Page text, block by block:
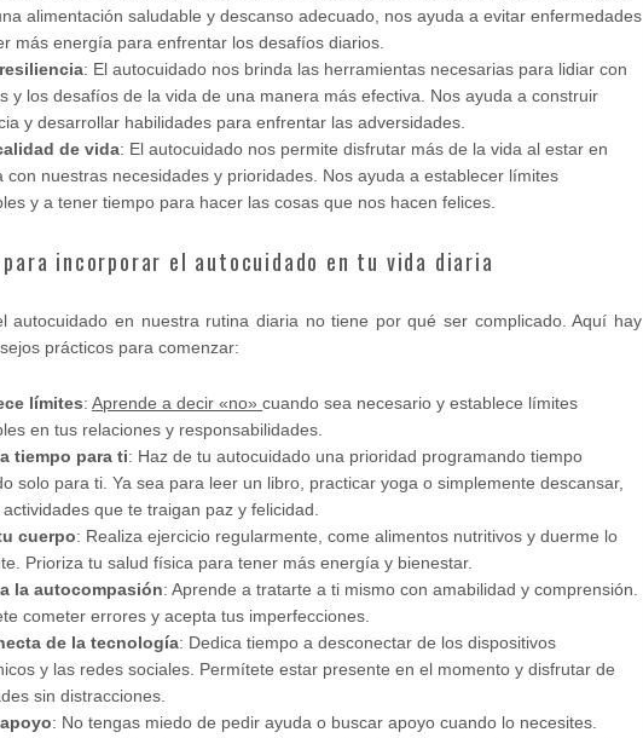
alimentación saludable y descanso adecuado, nos ayuda a evitar enfermedades
más energía para enfrentar los desafíos diarios.
: El autocuidado nos brinda las herramientas necesarias para lidiar con
y los desafíos de la vida de una manera más efectiva. Nos ayuda a construir
y desarrollar habilidades para enfrentar las adversidades.
de vida: El autocuidado nos permite disfrutar más de la vida al estar en
con nuestras necesidades y prioridades. Nos ayuda a establecer límites
y a tener tiempo para hacer las cosas que nos hacen felices.
para incorporar el autocuidado en tu vida diaria
autocuidado en nuestra rutina diaria no tiene por qué ser complicado. Aquí hay
prácticos para comenzar:
límites: Aprende a decir «no» cuando sea necesario y establece límites
en tus relaciones y responsabilidades.
tiempo para ti: Haz de tu autocuidado una prioridad programando tiempo
solo para ti. Ya sea para leer un libro, practicar yoga o simplemente descansar,
que te traigan paz y felicidad.
cuerpo: Realiza ejercicio regularmente, come alimentos nutritivos y duerme lo
Prioriza tu salud física para tener más energía y bienestar.
la autocompasión: Aprende a tratarte a ti mismo con amabilidad y comprensión.
cometer errores y acepta tus imperfecciones.
de la tecnología: Dedica tiempo a desconectar de los dispositivos
y las redes sociales. Permítete estar presente en el momento y disfrutar de
sin distracciones.
: No tengas miedo de pedir ayuda o buscar apoyo cuando lo necesites.